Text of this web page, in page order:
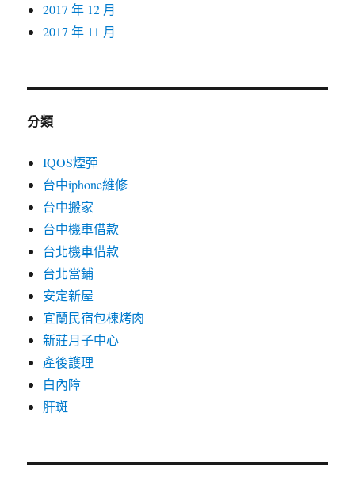
2017 年 12 月
2017 年 11 月
分類
IQOS煙彈
台中iphone維修
台中搬家
台中機車借款
台北機車借款
台北當鋪
安定新屋
宜蘭民宿包棟烤肉
新莊月子中心
產後護理
白內障
肝斑